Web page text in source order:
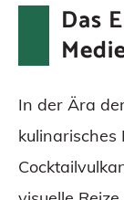
Das
In der Ära
kulinarisches